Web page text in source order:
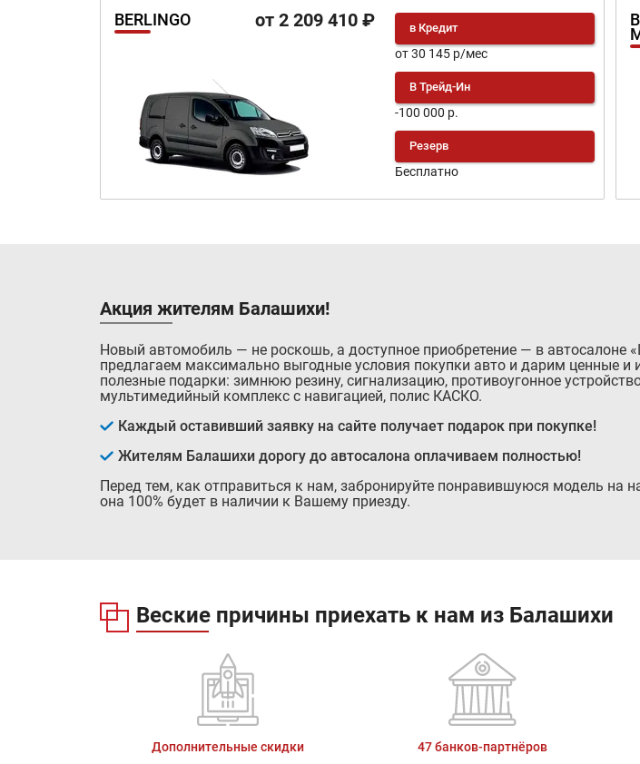
BERLINGO от 2 209 410 ₽ в Кредит
от 30 145 р/мес
В Трейд-Ин
-100 000 р.
Резерв
Бесплатно
Акция жителям Балашихи!
Новый автомобиль — не роскошь, а доступное приобретение — в автосалоне
предлагаем максимально выгодные условия покупки авто и дарим ценные и
полезные подарки: зимнюю резину, сигнализацию, противоугонное
мультимедийный комплекс с навигацией, полис КАСКО.
Каждый оставивший заявку на сайте получает подарок при покупке!
Жителям Балашихи дорогу до автосалона оплачиваем полностью!
Перед тем, как отправиться к нам, забронируйте понравившуюся модель на
она 100% будет в наличии к Вашему приезду.
Веские причины приехать к нам из Балашихи
Дополнительные скидки
47 банков-партнёров